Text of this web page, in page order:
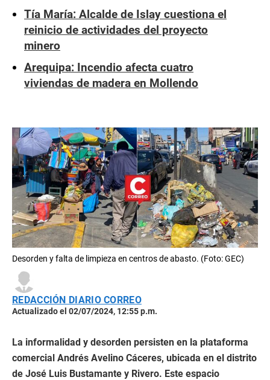
Tía María: Alcalde de Islay cuestiona el
reinicio de actividades del proyecto
minero
Arequipa: Incendio afecta cuatro
viviendas de madera en Mollendo
Desorden y falta de limpieza en centros de abasto. (Foto: GEC)
REDACCIÓN DIARIO CORREO
Actualizado el 02/07/2024, 12:55 p.m.
La informalidad y desorden persisten en la plataforma
comercial Andrés Avelino Cáceres, ubicada en el distrito
de José Luis Bustamante y Rivero. Este espacio